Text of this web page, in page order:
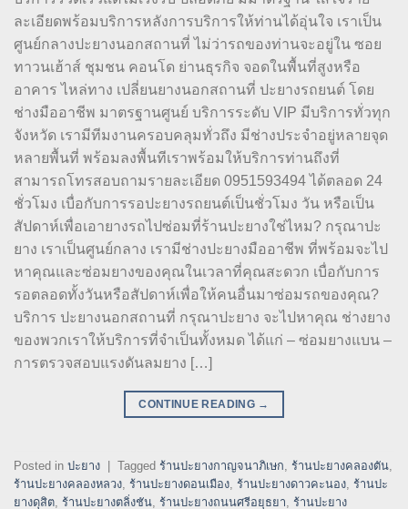
ละเอียดพร้อมบริการหลังการบริการให้ท่านได้อุ่นใจ เราเป็น
ศูนย์กลางปะยางนอกสถานที่ ไม่ว่ารถของท่านจะอยู่ใน ซอย
ทาวนเฮ้าส์ ชุมชน คอนโด ย่านธุรกิจ จอดในพื้นที่สูงหรือ
อาคาร ไหล่ทาง เปลี่ยนยางนอกสถานที่ ปะยางรถยนต์ โดย
ช่างมืออาชีพ มาตรฐานศูนย์ บริการระดับ VIP มีบริการทั่วทุก
จังหวัด เรามีทีมงานครอบคลุมทั่วถึง มีช่างประจำอยู่หลายจุด
หลายพื้นที่ พร้อมลงพื้นทีเราพร้อมให้บริการท่านถึงที่
สามารถโทรสอบถามรายละเอียด 0951593494 ได้ตลอด 24
ชั่วโมง เบื่อกับการรอปะยางรถยนต์เป็นชั่วโมง วัน หรือเป็น
สัปดาห์เพื่อเอายางรถไปซ่อมที่ร้านปะยางใช่ไหม? กรุณาปะ
ยาง เราเป็นศูนย์กลาง เรามีช่างปะยางมืออาชีพ ที่พร้อมจะไป
หาคุณและซ่อมยางของคุณในเวลาที่คุณสะดวก เบื่อกับการ
รอตลอดทั้งวันหรือสัปดาห์เพื่อให้คนอื่นมาซ่อมรถของคุณ?
บริการ ปะยางนอกสถานที่ กรุณาปะยาง จะไปหาคุณ ช่างยาง
ของพวกเราให้บริการที่จำเป็นทั้งหมด ได้แก่ – ซ่อมยางแบน –
การตรวจสอบแรงดันลมยาง […]
CONTINUE READING →
Posted in ปะยาง Tagged ร้านปะยางกาญจนาภิเษก, ร้านปะยางคลองตัน,
ร้านปะยางคลองหลวง, ร้านปะยางดอนเมือง, ร้านปะยางดาวคะนอง, ร้านปะ
ยางดุสิต, ร้านปะยางตลิ่งชัน, ร้านปะยางถนนศรีอยุธยา, ร้านปะยาง